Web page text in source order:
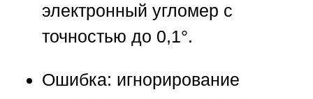
электронный угломер с
точностью до 0,1°.
Ошибка: игнорирование